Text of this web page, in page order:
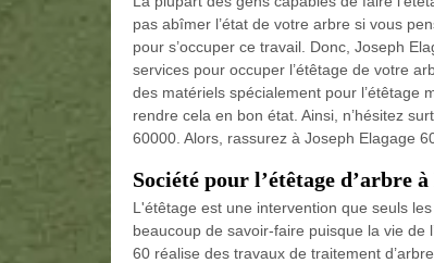
pas abîmer l’état de votre arbre si vous
pour s’occuper ce travail. Donc, Joseph
services pour occuper l’étêtage de votre
des matériels spécialement pour l’étêtage
rendre cela en bon état. Ainsi, n’hésitez
60000. Alors, rassurez à Joseph Elagage
Société pour l’étêtage d’arbre
L'étêtage est une intervention que seuls
beaucoup de savoir-faire puisque la vie de
60 réalise des travaux de traitement